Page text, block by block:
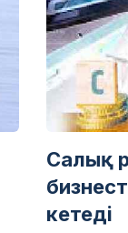
Салық
кетеді